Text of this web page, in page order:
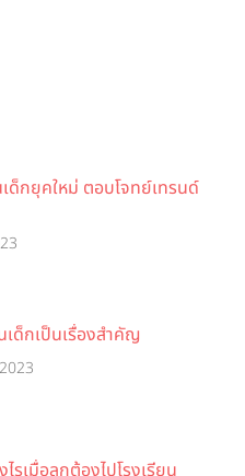
เด็กยุคใหม่ ตอบโจทย์เทรนด์
เด็กเป็นเรื่องสำคัญ
รเมื่อลูกต้องไปโรงเรียน